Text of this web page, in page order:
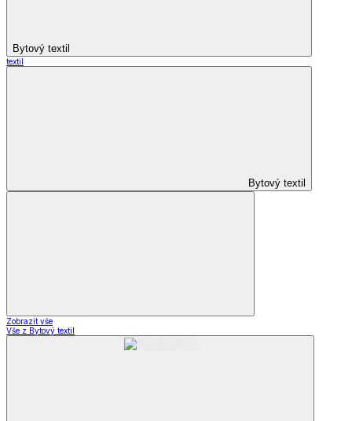
Bytový textil
textil
Bytový textil
Zobrazit vše
Vše z Bytový textil